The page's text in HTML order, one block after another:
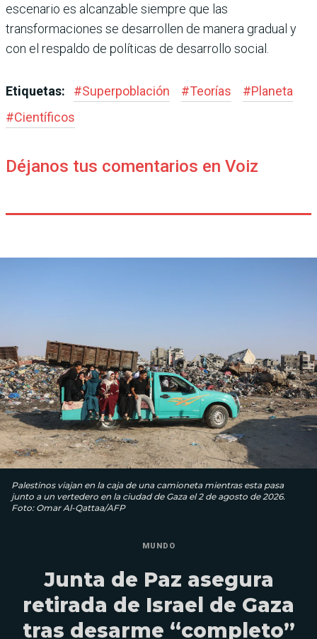
escenario es alcanzable siempre que las
transformaciones se desarrollen de manera gradual y
con el respaldo de políticas de desarrollo social.
Etiquetas: #Superpoblación #Teorías #Planeta
#Científicos
Déjanos tus comentarios en Voiz
Palestinos viajan en la caja de una camioneta mientras esta pasa
junto a un vertedero en la ciudad de Gaza el 2 de agosto de 2026.
Foto: Omar Al-Qattaa/AFP
MUNDO
Junta de Paz asegura
retirada de Israel de Gaza
tras desarme “completo”